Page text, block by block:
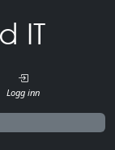
IT
Logg inn